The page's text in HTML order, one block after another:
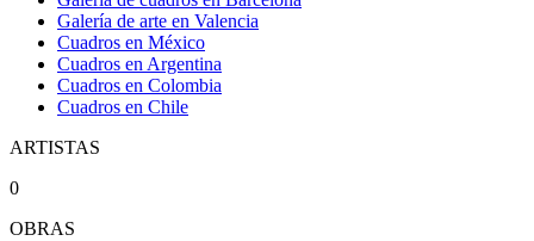
Galería de arte en Valencia
Cuadros en México
Cuadros en Argentina
Cuadros en Colombia
Cuadros en Chile
ARTISTAS
0
OBRAS